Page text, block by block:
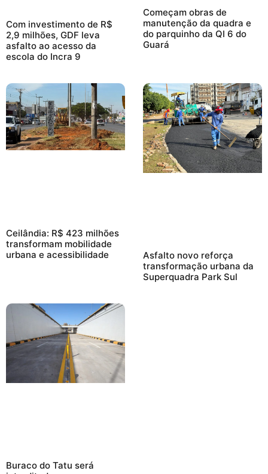
Com investimento de R$
2,9 milhões, GDF leva
asfalto ao acesso da
escola do Incra 9
Começam obras de
manutenção da quadra e
do parquinho da QI 6 do
Guará
Ceilândia: R$ 423 milhões
transformam mobilidade
urbana e acessibilidade
Asfalto novo reforça
transformação urbana da
Superquadra Park Sul
Buraco do Tatu será